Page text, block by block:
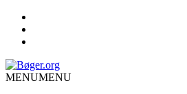
MENUMENU